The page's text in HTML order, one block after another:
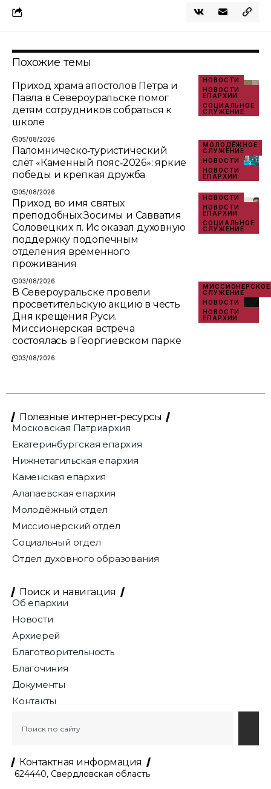
Похожие темы
НОВОСТИ
НОВОСТИ
ЕПАРХИИ
СОЦИАЛЬНОЕ
СЛУЖЕНИЕ
Приход храма апостолов Петра и
Павла в Североуральске помог
детям сотрудников собраться к
школе
05/08/2026
МОЛОДЁЖНОЕ
СЛУЖЕНИЕ
НОВОСТИ
НОВОСТИ
ЕПАРХИИ
Паломническо‑туристический
слёт «Каменный пояс‑2026»: яркие
победы и крепкая дружба
05/08/2026
НОВОСТИ
НОВОСТИ
ЕПАРХИИ
СОЦИАЛЬНОЕ
СЛУЖЕНИЕ
Приход во имя святых
преподобных Зосимы и Савватия
Соловецких п. Ис оказал духовную
поддержку подопечным
отделения временного
проживания
03/08/2026
МИССИОНЕРСКОЕ
СЛУЖЕНИЕ
НОВОСТИ
НОВОСТИ
ЕПАРХИИ
В Североуральске провели
просветительскую акцию в честь
Дня крещения Руси.
Миссионерская встреча
состоялась в Георгиевском парке
03/08/2026
Полезные интернет-ресурсы
Московская Патриархия
Екатеринбургская епархия
Нижнетагильская епархия
Каменская епархия
Алапаевская епархия
Молодёжный отдел
Миссионерский отдел
Социальный отдел
Отдел духовного образования
Поиск и навигация
Об епархии
Новости
Архиерей
Благотворительность
Благочиния
Документы
Контакты
Контактная информация
624440, Свердловская область